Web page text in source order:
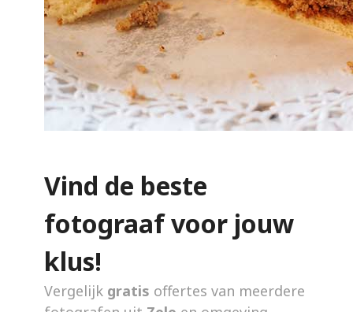
Vind de beste
fotograaf voor jouw
klus!
Vergelijk gratis offertes van meerdere